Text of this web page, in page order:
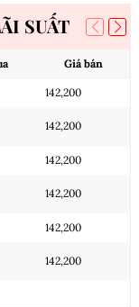
SUẤT
Giá bán
142,200
142,200
142,200
142,200
142,200
142,200